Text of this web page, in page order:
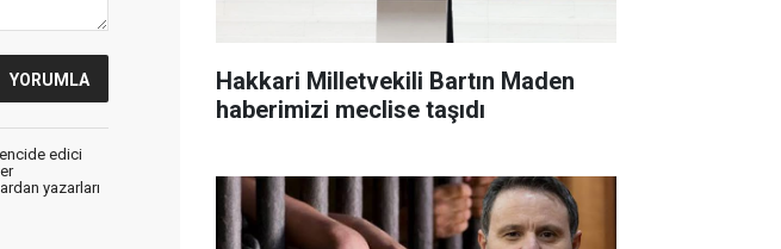
edici
yazarları
Hakkari Milletvekili Bartın Maden
haberimizi meclise taşıdı